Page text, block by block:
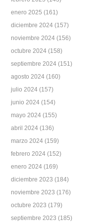
enero 2025 (161)
diciembre 2024 (157)
noviembre 2024 (156)
octubre 2024 (158)
septiembre 2024 (151)
agosto 2024 (160)
julio 2024 (157)
junio 2024 (154)
mayo 2024 (155)
abril 2024 (136)
marzo 2024 (159)
febrero 2024 (152)
enero 2024 (169)
diciembre 2023 (184)
noviembre 2023 (176)
octubre 2023 (179)
septiembre 2023 (185)